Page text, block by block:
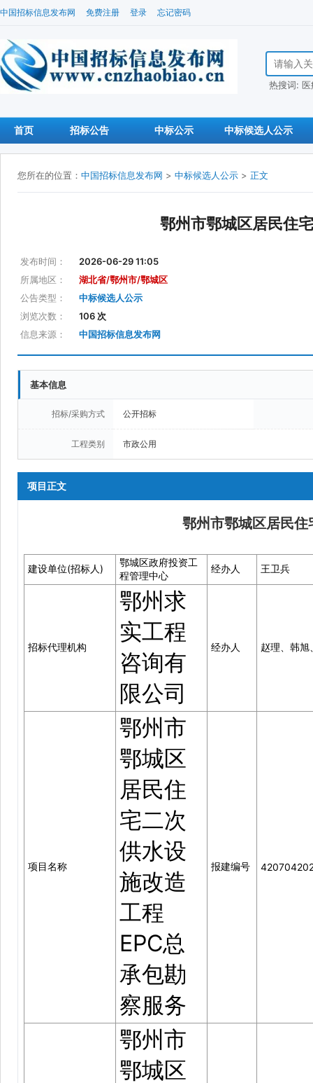
中国招标信息发布网 免费注册 登录 忘记密码
搜索招标信
热搜词:
首页 招标公告 中标公示 中标候选人公示
您所在的位置： 中国招标信息发布网 > 中标候选人公示 > 正文
鄂州市鄂城区居民住
发布时间：
2026-06-29 11:05
所属地区：
湖北省/鄂州市/鄂城区
公告类型：
中标候选人公示
浏览次数：
106 次
信息来源：
中国招标信息发布网
基本信息
招标/采购方式 公开招标
工程类别 市政公用
项目正文